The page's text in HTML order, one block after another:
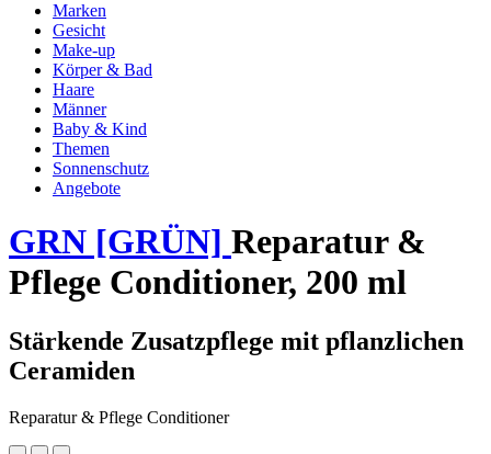
Marken
Gesicht
Make-up
Körper & Bad
Haare
Männer
Baby & Kind
Themen
Sonnenschutz
Angebote
GRN [GRÜN] Reparatur &
Pflege Conditioner, 200 ml
Stärkende Zusatzpflege mit pflanzlichen
Ceramiden
Reparatur & Pflege Conditioner